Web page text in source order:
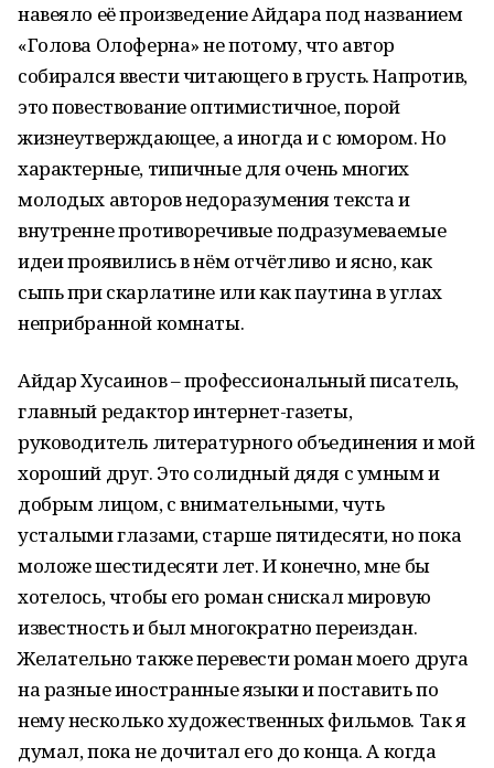
навеяло её произведение Айдара под названием
«Голова Олоферна» не потому, что автор
собирался ввести читающего в грусть. Напротив,
это повествование оптимистичное, порой
жизнеутверждающее, а иногда и с юмором. Но
характерные, типичные для очень многих
молодых авторов недоразумения текста и
внутренне противоречивые подразумеваемые
идеи проявились в нём отчётливо и ясно, как
сыпь при скарлатине или как паутина в углах
неприбранной комнаты.
Айдар Хусаинов – профессиональный писатель,
главный редактор интернет-газеты,
руководитель литературного объединения и мой
хороший друг. Это солидный дядя с умным и
добрым лицом, с внимательными, чуть
усталыми глазами, старше пятидесяти, но пока
моложе шестидесяти лет. И конечно, мне бы
хотелось, чтобы его роман снискал мировую
известность и был многократно переиздан.
Желательно также перевести роман моего друга
на разные иностранные языки и поставить по
нему несколько художественных фильмов. Так я
думал, пока не дочитал его до конца. А когда